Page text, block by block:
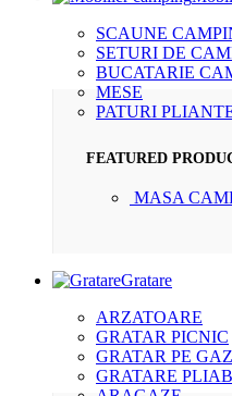
SCAUNE
SETURI DE
BUCATARIE
MESE
PATURI
FEATURED
MASA
Gratare
ARZATOARE
GRATAR PICNIC
GRATAR PE GAZ
GRATARE